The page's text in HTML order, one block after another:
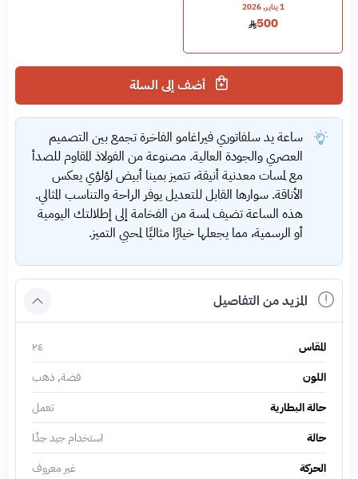
1 يناير, 2026
500
ساعة يد سلفاتوري فيراغامو الفاخرة تجمع بين التصميم
العصري والجودة العالية. مصنوعة من الفولاذ المقاوم للصدأ
مع لمسات معدنية أنيقة، تتميز بمينا أبيض لؤلؤي يعكس
الأناقة. سوارها القابل للتعديل يوفر الراحة والتناسب المثالي.
هذه الساعة تضيف لمسة من الفخامة إلى إطلالتك اليومية
أو الرسمية، مما يجعلها خيارًا مثاليًا لمحبي التميز.
المزيد من التفاصيل
المقاس
٢٤
اللون
فضة, ذهب
حالة البطارية
تعمل
حالة
استخدام جيد جدًا
الحركة
غير معروف